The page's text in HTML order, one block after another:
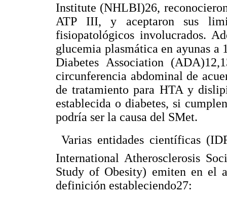
Institute (NHLBI)26,
ATP III, y aceptaron sus
fisiopatológicos involucrados.
glucemia plasmática en ayunas
Diabetes Association
circunferencia abdominal de
de tratamiento para HTA y
establecida o diabetes, si
podría ser la causa del SMet.
 Varias entidades científicas
International Atherosclerosis
Study of Obesity) emiten en el
definición estableciendo27: